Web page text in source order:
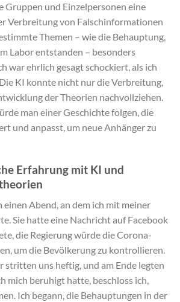
Gruppen und Einzelpersonen eine
Verbreitung von Falschinformationen
Themen – wie die Behauptung,
Labor entstanden – besonders
war ehrlich gesagt schockiert, als ich
KI konnte nicht nur die Verbreitung,
der Theorien nachvollziehen.
man einer Geschichte folgen, die
und anpasst, um neue Anhänger zu
Erfahrung mit KI und
einen Abend, an dem ich mit meiner
Sie hatte eine Nachricht auf Facebook
die Regierung würde die Corona-
um die Bevölkerung zu kontrollieren.
stritten uns heftig, und am Ende legten
mich beruhigt hatte, beschloss ich,
Ich begann, die Behauptungen in der